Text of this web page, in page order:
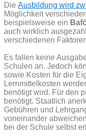
Die Ausbildung wird
Möglichkeit
beispielsweise ein
auch wirklich
verschiedenen
Es fallen keine
Schulen an. Jedoch
sowie Kosten für die
Lernmittelkosten
benötigt wird. Für den
benötigt. Staatlich
Gebühren und
voneinander
bei der Schule selbst